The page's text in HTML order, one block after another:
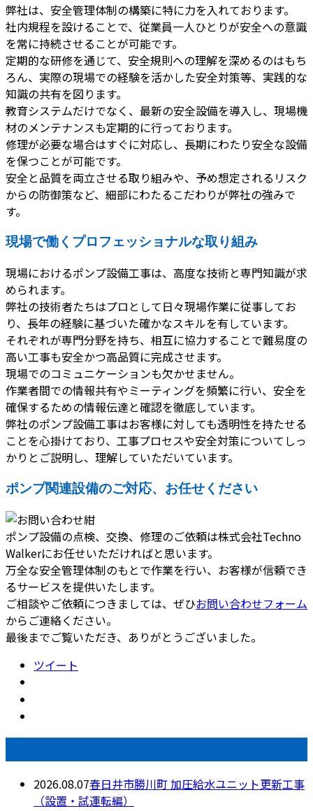
弊社は、安全管理体制の構築に特に力を入れております。
社内規程を設けることで、従業員一人ひとりが安全への意識
を常に持続させることが可能です。
定期的な研修を通じて、安全規則への理解を深めるのはもち
ろん、実際の現場での経験を活かした安全対策等、実践的な
知識の共有を図ります。
教育システムだけでなく、最新の安全設備を導入し、現場機
材のメンテナンスも定期的に行っております。
修理が必要な場合はすぐに対応し、長期にわたり安全な設備
を保つことが可能です。
安全と品質を両立させる取り組みや、予め想定されるリスク
からの防御策など、細部にわたるこだわりが弊社の強みで
す。
現場で働くプロフェッショナルな取り組み
現場におけるポンプ設備工事は、高度な技術と専門知識が求
められます。
弊社の技術者たちはプロとして日々現場作業に従事してお
り、長年の経験に基づいた確かなスキルを有しています。
それぞれが専門分野を持ち、相互に協力することで難易度の
高い工事も安全かつ高品質に完成させます。
現場でのコミュニケーションも欠かせません。
作業者間での情報共有やミーティングを頻繁に行い、安全を
確保するための情報伝達と確認を徹底しています。
弊社のポンプ設備工事はお客様に対しても透明性を持たせる
ことを心掛けており、工事プロセスや安全対策についてしっ
かりとご説明し、理解していただいています。
ポンプ関連設備のご対応、お任せください
ポンプ設備の点検、交換、修理のご依頼は株式会社Techno
Walkerにお任せいただければと思います。
万全な安全管理体制のもとで作業を行い、お客様が信頼でき
るサービスを提供いたします。
ご相談やご依頼につきましては、ぜひお問い合わせフォーム
からご連絡ください。
最後までご覧いただき、ありがとうございました。
ツイート
2026.08.07春日井市勝川町 加圧給水ユニット更新工事
（設置・試運転編）